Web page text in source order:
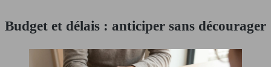
Budget et délais : anticiper sans décourager